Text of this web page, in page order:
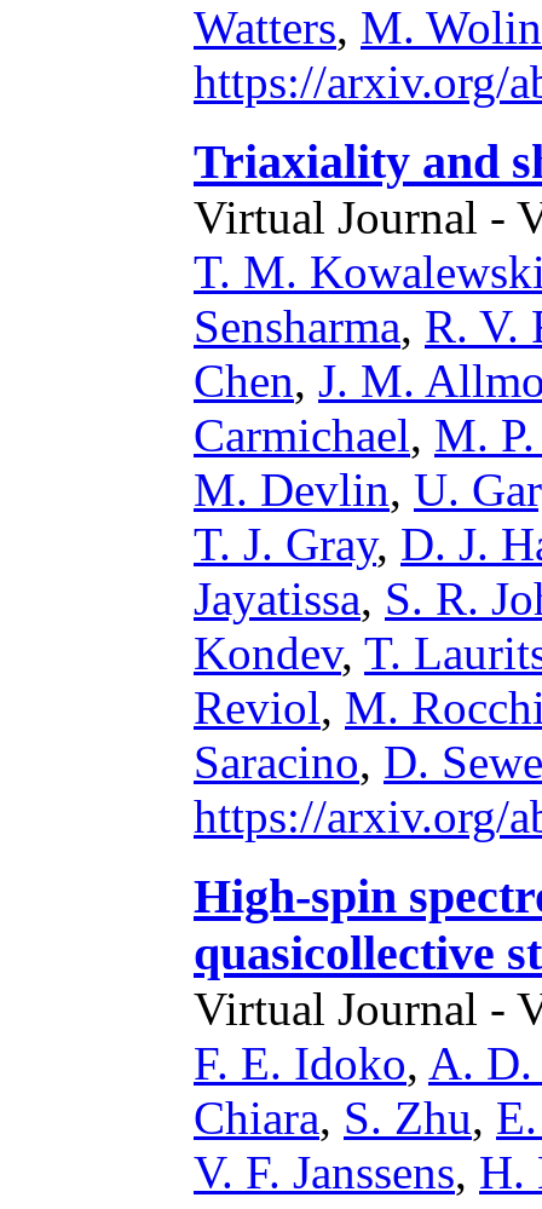
Watters, M.
https://arxiv.org/
Triaxiality and
Virtual Journal -
T. M.
Sensharma, R. V.
Chen, J. M.
Carmichael, M.
M. Devlin, U.
T. J. Gray, D. J.
Jayatissa, S. R.
Kondev, T.
Reviol, M.
Saracino, D.
https://arxiv.org/
High-spin
quasicollective
Virtual Journal -
F. E. Idoko, A. D.
Chiara, S. Zhu,
V. F. Janssens, H.